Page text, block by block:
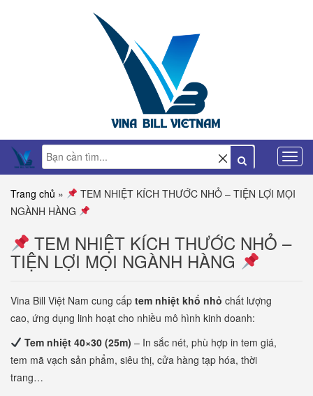
Trang chủ »
TEM NHIỆT KÍCH THƯỚC NHỎ – TIỆN LỢI MỌI
NGÀNH HÀNG
TEM NHIỆT KÍCH THƯỚC NHỎ –
TIỆN LỢI MỌI NGÀNH HÀNG
Vina Bill Việt Nam cung cấp tem nhiệt khổ nhỏ chất lượng
cao, ứng dụng linh hoạt cho nhiều mô hình kinh doanh:
Tem nhiệt 40×30 (25m) – In sắc nét, phù hợp in tem giá,
tem mã vạch sản phẩm, siêu thị, cửa hàng tạp hóa, thời
trang…